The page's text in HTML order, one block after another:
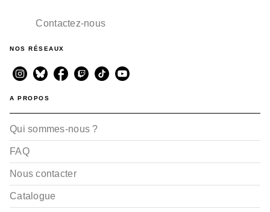
Contactez-nous
NOS RÉSEAUX
A PROPOS
Qui sommes-nous ?
FAQ
Nous contacter
Catalogue